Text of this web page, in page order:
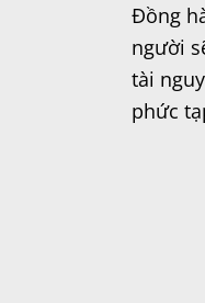
Đồng
người
tài
phức